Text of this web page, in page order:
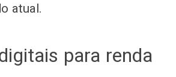
atual.
para renda